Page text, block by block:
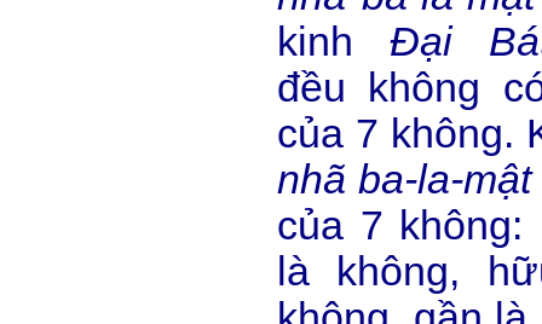
kinh Đại
đều không
của 7 không.
nhã ba-la-mật
của 7 không:
là không,